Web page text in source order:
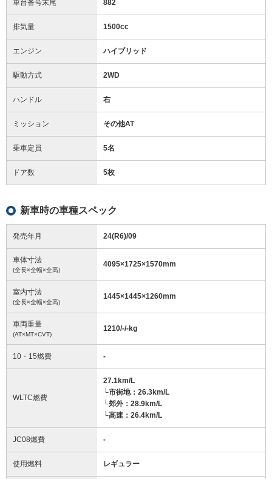
車台番号末尾 882
排気量 1500cc
エンジン ハイブリッド
駆動方式 2WD
ハンドル 右
ミッション その他AT
乗車定員 5名
ドア数 5枚
新車時の車種スペック
発売年月 24(R6)/09
車体寸法
(全長×全幅×全高)
4095×1725×1570mm
室内寸法
(全長×全幅×全高)
1445×1445×1260mm
車両重量
(AT×MT×CVT)
1210/-/-kg
10・15燃費 -
WLTC燃費
27.1km/L
└市街地：26.3km/L
└郊外：28.9km/L
└高速：26.4km/L
JC08燃費 -
使用燃料 レギュラー